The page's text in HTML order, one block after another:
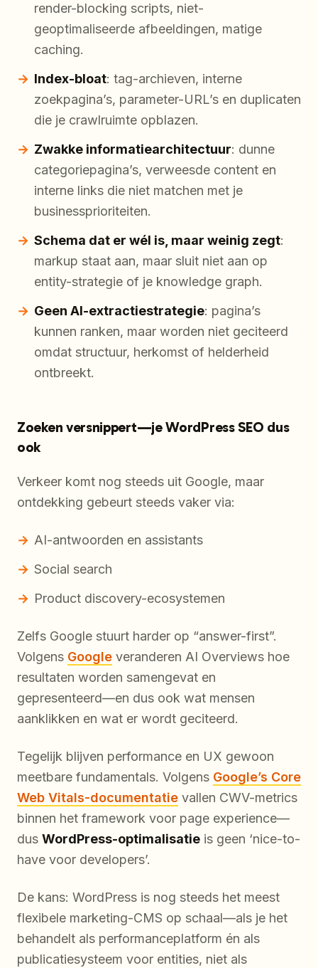
render-blocking scripts, niet-
geoptimaliseerde afbeeldingen, matige
caching.
Index-bloat: tag-archieven, interne
zoekpagina’s, parameter-URL’s en duplicaten
die je crawlruimte opblazen.
Zwakke informatiearchitectuur: dunne
categoriepagina’s, verweesde content en
interne links die niet matchen met je
businessprioriteiten.
Schema dat er wél is, maar weinig zegt:
markup staat aan, maar sluit niet aan op
entity-strategie of je knowledge graph.
Geen AI-extractiestrategie: pagina’s
kunnen ranken, maar worden niet geciteerd
omdat structuur, herkomst of helderheid
ontbreekt.
Zoeken versnippert—je WordPress SEO dus
ook
Verkeer komt nog steeds uit Google, maar
ontdekking gebeurt steeds vaker via:
AI-antwoorden en assistants
Social search
Product discovery-ecosystemen
Zelfs Google stuurt harder op “answer-first”.
Volgens Google veranderen AI Overviews hoe
resultaten worden samengevat en
gepresenteerd—en dus ook wat mensen
aanklikken en wat er wordt geciteerd.
Tegelijk blijven performance en UX gewoon
meetbare fundamentals. Volgens Google’s Core
Web Vitals-documentatie vallen CWV-metrics
binnen het framework voor page experience—
dus WordPress-optimalisatie is geen ‘nice-to-
have voor developers’.
De kans: WordPress is nog steeds het meest
flexibele marketing-CMS op schaal—als je het
behandelt als performanceplatform én als
publicatiesysteem voor entities, niet als